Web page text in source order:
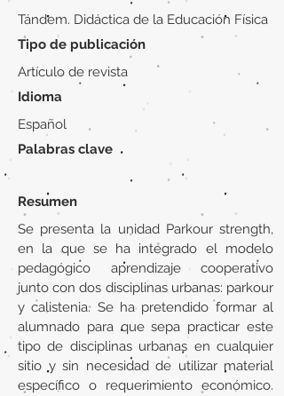
Tándem. Didáctica de la Educación Física
Tipo de publicación
Artículo de revista
Idioma
Español
Palabras clave
Resumen
Se presenta la unidad Parkour strength,
en la que se ha integrado el modelo
pedagógico aprendizaje cooperativo
junto con dos disciplinas urbanas: parkour
y calistenia. Se ha pretendido formar al
alumnado para que sepa practicar este
tipo de disciplinas urbanas en cualquier
sitio y sin necesidad de utilizar material
específico o requerimiento económico.